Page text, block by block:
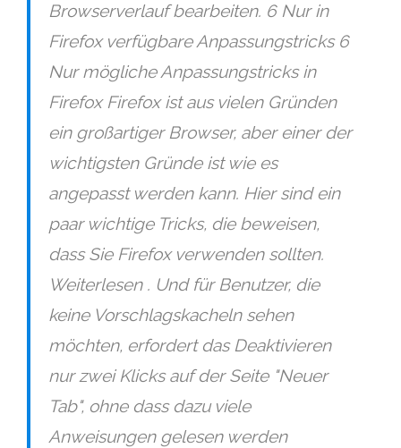
Browserverlauf bearbeiten. 6 Nur in
Firefox verfügbare Anpassungstricks 6
Nur mögliche Anpassungstricks in
Firefox Firefox ist aus vielen Gründen
ein großartiger Browser, aber einer der
wichtigsten Gründe ist wie es
angepasst werden kann. Hier sind ein
paar wichtige Tricks, die beweisen,
dass Sie Firefox verwenden sollten.
Weiterlesen . Und für Benutzer, die
keine Vorschlagskacheln sehen
möchten, erfordert das Deaktivieren
nur zwei Klicks auf der Seite "Neuer
Tab", ohne dass dazu viele
Anweisungen gelesen werden